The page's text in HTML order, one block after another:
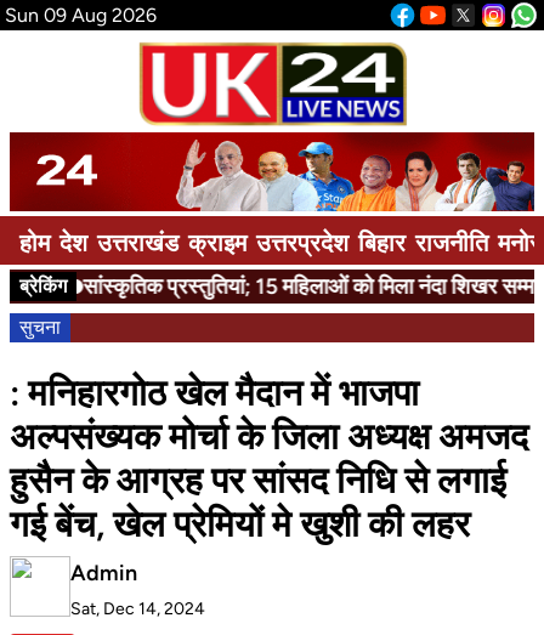
Sun 09 Aug 2026
होम देश उत्तराखंड क्राइम उत्तरप्रदेश बिहार राजनीति
ब्रेकिंगसांस्कृतिक प्रस्तुतियां; 15 महिलाओं को मिला नंदा शिखर सम्मान
सुचना
: मनिहारगोठ खेल मैदान में भाजपा
अल्पसंख्यक मोर्चा के जिला अध्यक्ष अमजद
हुसैन के आग्रह पर सांसद निधि से लगाई
गई बेंच, खेल प्रेमियों मे खुशी की लहर
Admin
Sat, Dec 14, 2024